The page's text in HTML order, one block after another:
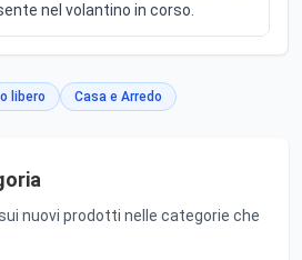
nel volantino in corso.
libero Casa e Arredo
nuovi prodotti nelle categorie che